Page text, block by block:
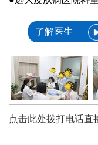
了解医生
点击此处拨打电话直